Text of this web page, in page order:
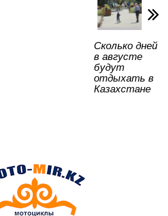
ть
Сколько дней
в августе
будут
отдыхать в
Казахстане